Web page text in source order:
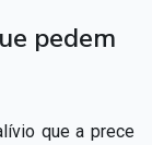
hora ▸
pedem
que a prece